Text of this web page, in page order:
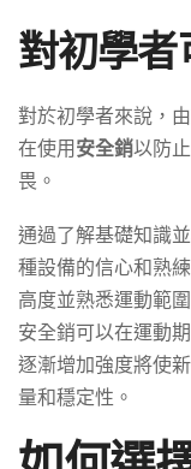
對初學者
對於初學者來說，
在使用安全銷以防
畏。
通過了解基礎知識
種設備的信心和熟
高度並熟悉運動範
安全銷可以在運動
逐漸增加強度將使
量和穩定性。